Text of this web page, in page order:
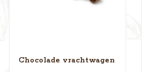
Chocolade vrachtwagen